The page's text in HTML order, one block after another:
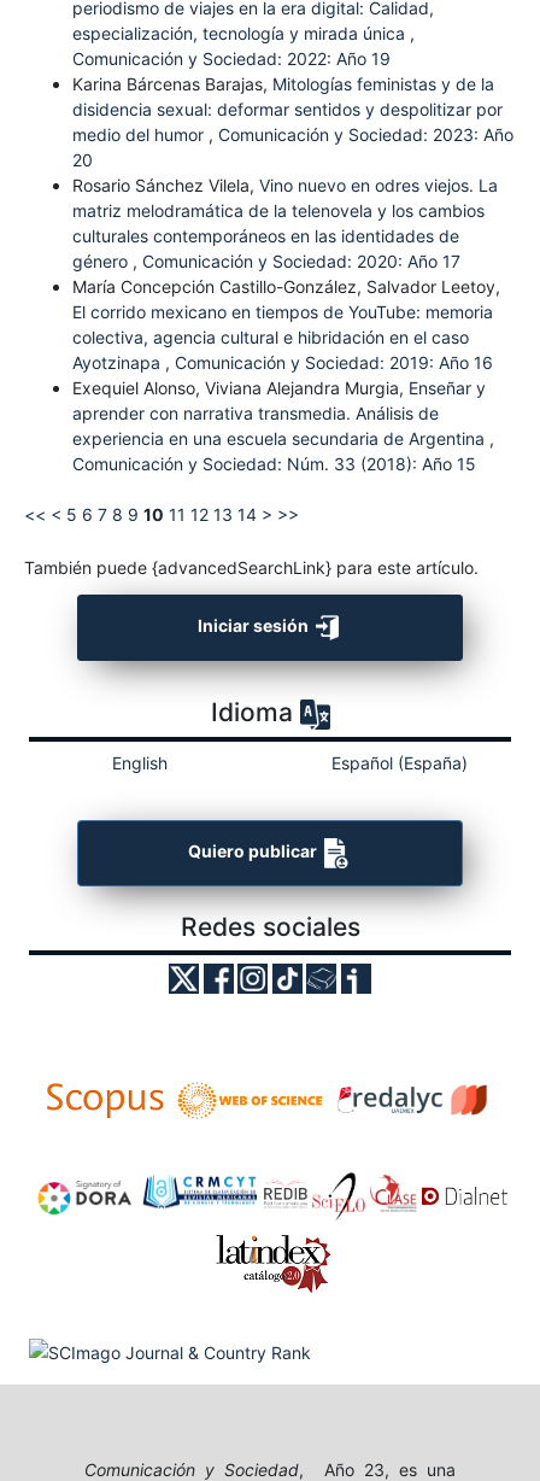
periodismo de viajes en la era digital: Calidad,
especialización, tecnología y mirada única ,
Comunicación y Sociedad: 2022: Año 19
Karina Bárcenas Barajas, Mitologías feministas y de la
disidencia sexual: deformar sentidos y despolitizar por
medio del humor , Comunicación y Sociedad: 2023: Año
20
Rosario Sánchez Vilela, Vino nuevo en odres viejos. La
matriz melodramática de la telenovela y los cambios
culturales contemporáneos en las identidades de
género , Comunicación y Sociedad: 2020: Año 17
María Concepción Castillo-González, Salvador Leetoy,
El corrido mexicano en tiempos de YouTube: memoria
colectiva, agencia cultural e hibridación en el caso
Ayotzinapa , Comunicación y Sociedad: 2019: Año 16
Exequiel Alonso, Viviana Alejandra Murgia, Enseñar y
aprender con narrativa transmedia. Análisis de
experiencia en una escuela secundaria de Argentina ,
Comunicación y Sociedad: Núm. 33 (2018): Año 15
<< < 5 6 7 8 9 10 11 12 13 14 > >>
También puede {advancedSearchLink} para este artículo.
Iniciar sesión
Idioma
English Español (España)
Quiero publicar
Redes sociales
Comunicación y Sociedad, Año 23, es una